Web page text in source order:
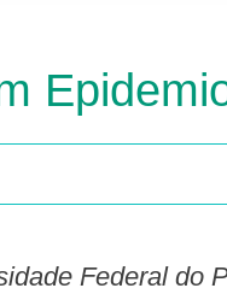
Federal do